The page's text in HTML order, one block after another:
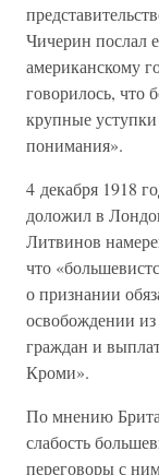
Чичерин послал
американскому
говорилось, что
крупные
понимания».
4 декабря 1918
доложил в
Литвинов
что
о признании
освобождении
граждан и
Кроми».
По мнению
слабость
переговоры с